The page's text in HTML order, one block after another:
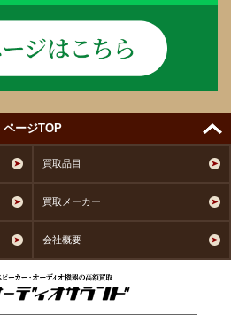
ページTOP
買取品目
買取メーカー
会社概要